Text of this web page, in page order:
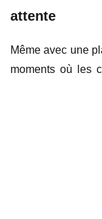
attente
Même avec une
moments où les